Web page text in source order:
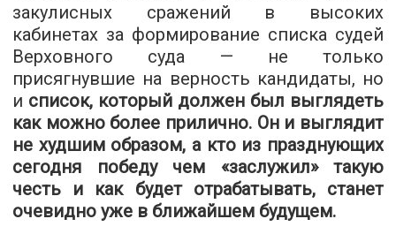
закулисных сражений в высоких
кабинетах за формирование списка судей
Верховного суда — не только
присягнувшие на верность кандидаты, но
и список, который должен был выглядеть
как можно более прилично. Он и выглядит
не худшим образом, а кто из празднующих
сегодня победу чем «заслужил» такую
честь и как будет отрабатывать, станет
очевидно уже в ближайшем будущем.